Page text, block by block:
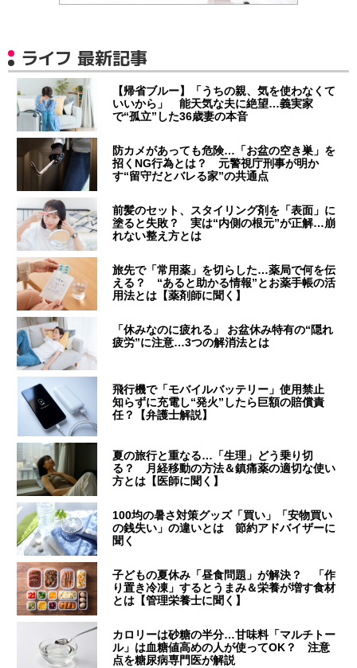
ライフ 最新記事
【帰省ブルー】「うちの親、気を使わなくて
いいから」 能天気な夫に絶望…義実家
で“孤立”した36歳妻の本音
防カメがあっても危険…「お盆の空き巣」を
招くNG行為とは？ 元警視庁刑事が明か
す“留守だとバレる家”の共通点
前髪のセット、スタイリング剤を「表面」に
塗ると失敗？ 実は“内側の根元”が正解…崩
れない整え方とは
旅先で「常用薬」を切らした…薬局で何を伝
える？ “あると助かる情報”とお薬手帳の活
用法とは【薬剤師に聞く】
「休みなのに疲れる」 お盆休み特有の“隠れ
疲労”に注意…3つの解消法とは
飛行機で「モバイルバッテリー」使用禁止
知らずに充電し“発火”したら巨額の賠償責
任？【弁護士解説】
夏の旅行と重なる…「生理」どう乗り切
る？ 月経移動の方法＆鎮痛薬の適切な使い
方とは【医師に聞く】
100均の暑さ対策グッズ「買い」「安物買い
の銭失い」の違いとは 節約アドバイザーに
聞く
子どもの夏休み「昼食問題」が解決？ 「作
り置き冷凍」するとうまみ＆栄養が増す食材
とは【管理栄養士に聞く】
カロリーは砂糖の半分…甘味料「マルチトー
ル」は血糖値高めの人が使ってOK？ 注意
点を糖尿病専門医が解説